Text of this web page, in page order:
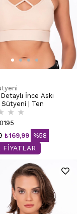
İnce Askı
| Ten
★ ★
₺169,99 %58
FİYATLAR